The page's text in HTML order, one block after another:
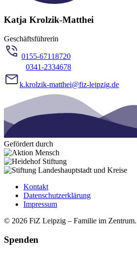
Katja Krolzik-Matthei
Geschäftsführerin
0155-67118720
0341-2334678
k.krolzik-matthei@fiz-leipzig.de
Gefördert durch
Kontakt
Datenschutzerklärung
Impressum
© 2026 FiZ Leipzig – Familie im
Spenden